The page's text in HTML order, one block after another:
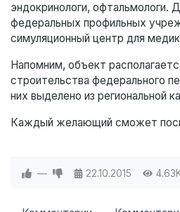
эндокринологи, офтальмологи.
федеральных профильных
симуляционный центр для
Напомним, объект
строительства федерального
них выделено из региональной
Каждый желающий сможет
— 22.10.2015